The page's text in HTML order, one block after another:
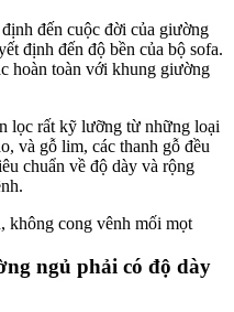
đến cuộc đời của giường
định đến độ bền của bộ sofa.
hoàn toàn với khung giường
lọc rất kỹ lưỡng từ những loại
và gỗ lim, các thanh gỗ đều
chuẩn về độ dày và rộng
không cong vênh mối mọt
ngủ phải có độ dày